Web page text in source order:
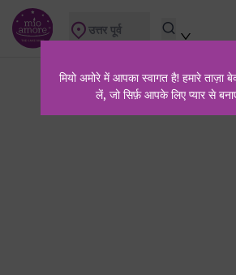
मियो अमोरे में आपका स्वागत है! हमारे
लें, जो सिर्फ़ आपके लिए प्यार से
उत्तर पूर्व